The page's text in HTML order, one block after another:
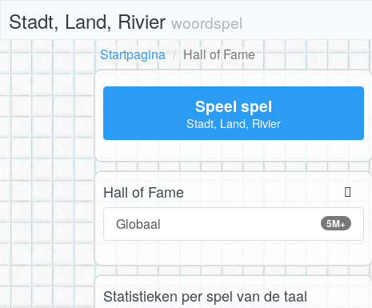
Stadt, Land, Rivier woordspel
Startpagina
Hall of Fame
Speel spel
Stadt, Land, Rivier
Hall of Fame
5M+
Globaal
Statistieken per spel van de taal